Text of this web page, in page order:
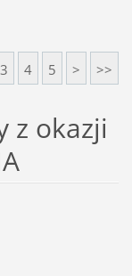
3 4 5 > >>
z okazji